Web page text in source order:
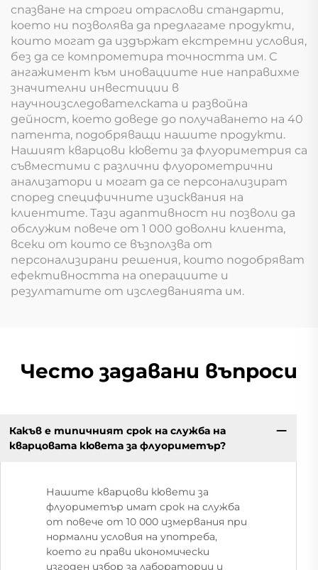
спазване на строги отраслови стандарти,
което ни позволява да предлагаме продукти,
които могат да издържат екстремни условия,
без да се компрометира точността им. С
ангажимент към иновациите ние направихме
значителни инвестиции в
научноизследователската и развойна
дейност, което доведе до получаването на 40
патента, подобряващи нашите продукти.
Нашият кварцови кювети за флуориметрия са
съвместими с различни флуорометрични
анализатори и могат да се персонализират
според специфичните изисквания на
клиентите. Тази адаптивност ни позволи да
обслужим повече от 1 000 доволни клиента,
всеки от които се възползва от
персонализирани решения, които подобряват
ефективността на операциите и
резултатите от изследванията им.
Често задавани въпроси
Какъв е типичният срок на служба на
кварцовата кювета за флуориметър?
Нашите кварцови кювети за
флуориметър имат срок на служба
от повече от 10 000 измервания при
нормални условия на употреба,
което ги прави икономически
изгоден избор за лаборатории и